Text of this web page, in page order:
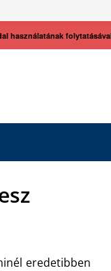
eredetibben
használatának